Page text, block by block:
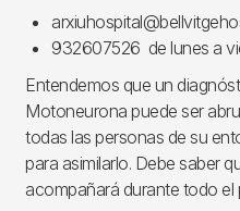
932607526 de lunes a
Entendemos que un
Motoneurona puede ser
todas las personas de su
para asimilarlo. Debe saber
acompañará durante todo el